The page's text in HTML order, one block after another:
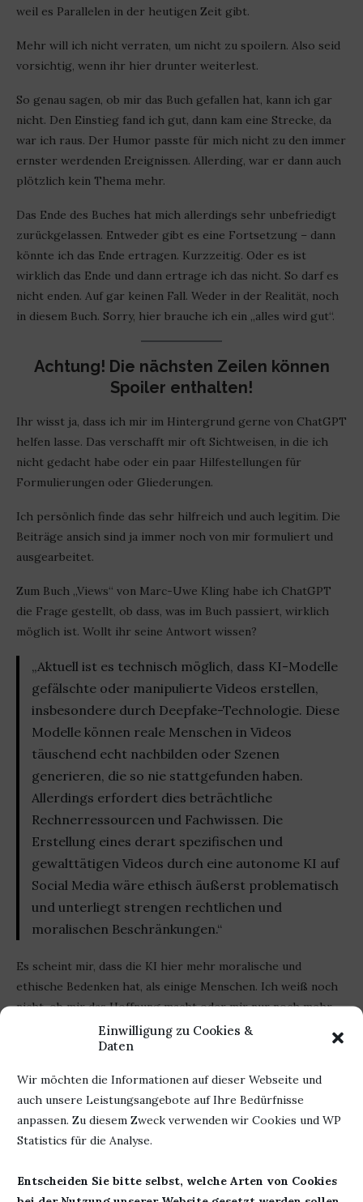
Einwilligung zu Cookies &
Daten
Wir möchten die Informationen auf dieser Webseite und
auch unsere Leistungsangebote auf Ihre Bedürfnisse
anpassen. Zu diesem Zweck verwenden wir Cookies und WP
Statistics für die Analyse.
Entscheiden Sie bitte selbst, welche Arten von Cookies
weil es Parallelen in der heutigen Zeit gibt.
Mehr will ich nicht verraten, um nicht zu spoilern. Also seid
vorsichtig, wenn ihr hier drunter weiterlest.
So genau sagen, ob mir das Buch gefallen hat, kann ich gar
nicht. Den Einstieg fand ich gut, dann kam eine Strecke, da
war ich raus. Der Humor passte für mich nicht zu den immer
ernster werdenden Ereignissen. Allerding, war er dann auch
plötzlich kein Thema mehr.
Das Ende des Buches hat mich allerdings sehr unbefriedigt
zurückgelassen. Entweder gibt es eine Fortsetzung – dann
könnte ich das Ende ertragen. Kurzzeitig. Oder es ist
wirklich das Ende und dann ertrage ich das nicht. So darf es
nicht enden. Auf gar keinen Fall. Weder in der Realität, noch
in diesem Buch. Sorry, hier brauche ich ein „alles wird gut“.
Achtung! Die nächsten Zeilen können
Spoiler enthalten!
Ihr wisst ja, dass ich mir im Hintergrund gerne von ChatGPT
helfen lasse. Das verschafft mir oft Sichtweisen, in die ich
nicht gedacht habe oder ein paar Hilfestellungen für
Formulierungen oder Gliederungen.
Ich persönlich finde das sehr hilfreich und auch legitim. Die
Beiträge ansich sind ja immer noch von mir formuliert und
ausgearbeitet.
Zum Buch „Views“ von Marc-Uwe Kling habe ich ChatGPT
die Frage gestellt, ob dass, was im Buch passiert, wirklich
möglich ist. Wollt ihr seine Antwort wissen?
„Aktuell ist es technisch möglich, dass KI-Modelle
gefälschte oder manipulierte Videos erstellen,
insbesondere durch Deepfake-Technologie. Diese
Modelle können reale Menschen in Videos
täuschend echt nachbilden oder Szenen
generieren, die so nie stattgefunden haben.
Allerdings erfordert dies beträchtliche
Rechnerressourcen und Fachwissen. Die
Erstellung eines derart spezifischen und
gewalttätigen Videos durch eine autonome KI auf
Social Media wäre ethisch äußerst problematisch
und unterliegt strengen rechtlichen und
moralischen Beschränkungen.“
Es scheint mir, dass die KI hier mehr moralische und
ethische Bedenken hat, als einige Menschen. Ich weiß noch
nicht, ob mir das Hoffnung macht oder mir nur noch mehr
aufzeigt, wozu Menschen fähig sind. Da es aber Menschen
sind, die die KI trainieren …
Titel: Views
Verlag
Seiten: 272